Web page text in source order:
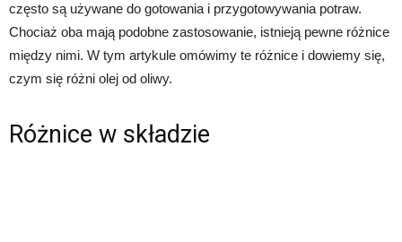
często są używane do gotowania i przygotowywania potraw.
Chociaż oba mają podobne zastosowanie, istnieją pewne różnice
między nimi. W tym artykule omówimy te różnice i dowiemy się,
czym się różni olej od oliwy.
Różnice w składzie